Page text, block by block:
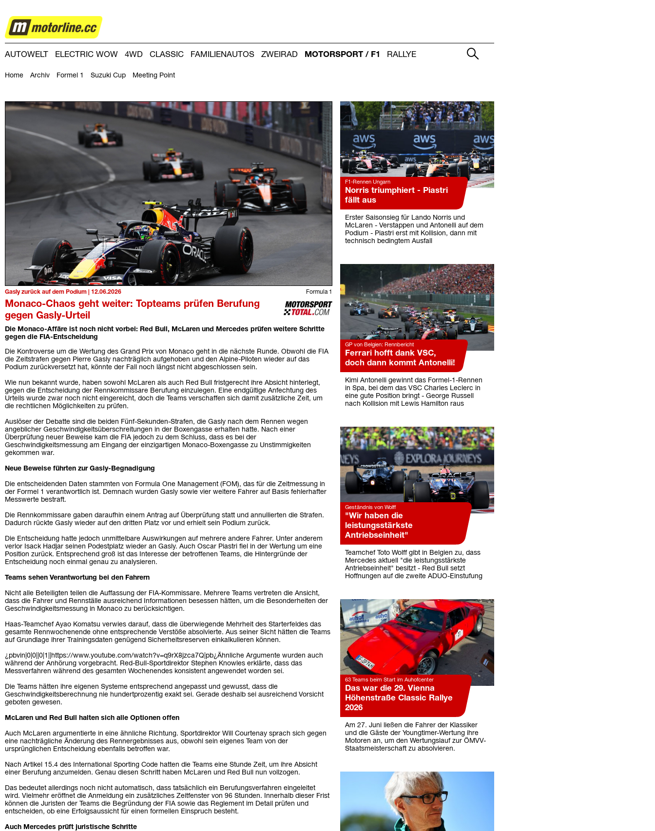
MOTORSPORT
AUTOWELT ELECTRIC WOW 4WD CLASSIC FAMILIENAUTOS ZWEIRAD MOTORSPORT / F1
Home Archiv Formel 1 Suzuki Cup Meeting Point
RALLYE
Formula 1
Gasly zurück auf dem Podium | 12.06.2026
Monaco-Chaos geht weiter: Topteams prüfen Berufung
gegen Gasly-Urteil
Die Monaco-Affäre ist noch nicht vorbei: Red Bull, McLaren und Mercedes prüfen weitere Schritte
gegen die FIA-Entscheidung
Die Kontroverse um die Wertung des Grand Prix von Monaco geht in die nächste Runde. Obwohl die FIA
die Zeitstrafen gegen Pierre Gasly nachträglich aufgehoben und den Alpine-Piloten wieder auf das
Podium zurückversetzt hat, könnte der Fall noch längst nicht abgeschlossen sein.
Wie nun bekannt wurde, haben sowohl McLaren als auch Red Bull fristgerecht ihre Absicht hinterlegt,
gegen die Entscheidung der Rennkommissare Berufung einzulegen. Eine endgültige Anfechtung des
Urteils wurde zwar noch nicht eingereicht, doch die Teams verschaffen sich damit zusätzliche Zeit, um
die rechtlichen Möglichkeiten zu prüfen.
Auslöser der Debatte sind die beiden Fünf-Sekunden-Strafen, die Gasly nach dem Rennen wegen
angeblicher Geschwindigkeitsüberschreitungen in der Boxengasse erhalten hatte. Nach einer
Überprüfung neuer Beweise kam die FIA jedoch zu dem Schluss, dass es bei der
Geschwindigkeitsmessung am Eingang der einzigartigen Monaco-Boxengasse zu Unstimmigkeiten
gekommen war.
Neue Beweise führten zur Gasly-Begnadigung
Die entscheidenden Daten stammten von Formula One Management (FOM), das für die Zeitmessung in
der Formel 1 verantwortlich ist. Demnach wurden Gasly sowie vier weitere Fahrer auf Basis fehlerhafter
Messwerte bestraft.
Die Rennkommissare gaben daraufhin einem Antrag auf Überprüfung statt und annullierten die Strafen.
Dadurch rückte Gasly wieder auf den dritten Platz vor und erhielt sein Podium zurück.
Die Entscheidung hatte jedoch unmittelbare Auswirkungen auf mehrere andere Fahrer. Unter anderem
verlor Isack Hadjar seinen Podestplatz wieder an Gasly. Auch Oscar Piastri fiel in der Wertung um eine
Position zurück. Entsprechend groß ist das Interesse der betroffenen Teams, die Hintergründe der
Entscheidung noch einmal genau zu analysieren.
Teams sehen Verantwortung bei den Fahrern
Nicht alle Beteiligten teilen die Auffassung der FIA-Kommissare. Mehrere Teams vertreten die Ansicht,
dass die Fahrer und Rennställe ausreichend Informationen besessen hätten, um die Besonderheiten der
Geschwindigkeitsmessung in Monaco zu berücksichtigen.
Haas-Teamchef Ayao Komatsu verwies darauf, dass die überwiegende Mehrheit des Starterfeldes das
gesamte Rennwochenende ohne entsprechende Verstöße absolvierte. Aus seiner Sicht hätten die Teams
auf Grundlage ihrer Trainingsdaten genügend Sicherheitsreserven einkalkulieren können.
¿pbvin|0|0||0|1||https://www.youtube.com/watch?v=q9rX8jzca7Q|pb¿Ähnliche Argumente wurden auch
während der Anhörung vorgebracht. Red-Bull-Sportdirektor Stephen Knowles erklärte, dass das
Messverfahren während des gesamten Wochenendes konsistent angewendet worden sei.
Die Teams hätten ihre eigenen Systeme entsprechend angepasst und gewusst, dass die
Geschwindigkeitsberechnung nie hundertprozentig exakt sei. Gerade deshalb sei ausreichend Vorsicht
geboten gewesen.
McLaren und Red Bull halten sich alle Optionen offen
Auch McLaren argumentierte in eine ähnliche Richtung. Sportdirektor Will Courtenay sprach sich gegen
eine nachträgliche Änderung des Rennergebnisses aus, obwohl sein eigenes Team von der
ursprünglichen Entscheidung ebenfalls betroffen war.
Nach Artikel 15.4 des International Sporting Code hatten die Teams eine Stunde Zeit, um ihre Absicht
einer Berufung anzumelden. Genau diesen Schritt haben McLaren und Red Bull nun vollzogen.
Das bedeutet allerdings noch nicht automatisch, dass tatsächlich ein Berufungsverfahren eingeleitet
wird. Vielmehr eröffnet die Anmeldung ein zusätzliches Zeitfenster von 96 Stunden. Innerhalb dieser Frist
können die Juristen der Teams die Begründung der FIA sowie das Reglement im Detail prüfen und
entscheiden, ob eine Erfolgsaussicht für einen formellen Einspruch besteht.
Auch Mercedes prüft juristische Schritte
Weitere
Artikel:
F1-Rennen Ungarn
Norris triumphiert - Piastri
fällt aus
Erster Saisonsieg für Lando Norris und
McLaren - Verstappen und Antonelli auf dem
Podium - Piastri erst mit Kollision, dann mit
technisch bedingtem Ausfall
GP von Belgien: Rennbericht
Ferrari hofft dank VSC,
doch dann kommt Antonelli!
Kimi Antonelli gewinnt das Formel-1-Rennen
in Spa, bei dem das VSC Charles Leclerc in
eine gute Position bringt - George Russell
nach Kollision mit Lewis Hamilton raus
Geständnis von Wolff
"Wir haben die
leistungsstärkste
Antriebseinheit"
Teamchef Toto Wolff gibt in Belgien zu, dass
Mercedes aktuell "die leistungsstärkste
Antriebseinheit" besitzt - Red Bull setzt
Hoffnungen auf die zweite ADUO-Einstufung
63 Teams beim Start im Auhofcenter
Das war die 29. Vienna
Höhenstraße Classic Rallye
2026
Am 27. Juni ließen die Fahrer der Klassiker
und die Gäste der Youngtimer-Wertung ihre
Motoren an, um den Wertungslauf zur ÖMVV-
Staatsmeisterschaft zu absolvieren.